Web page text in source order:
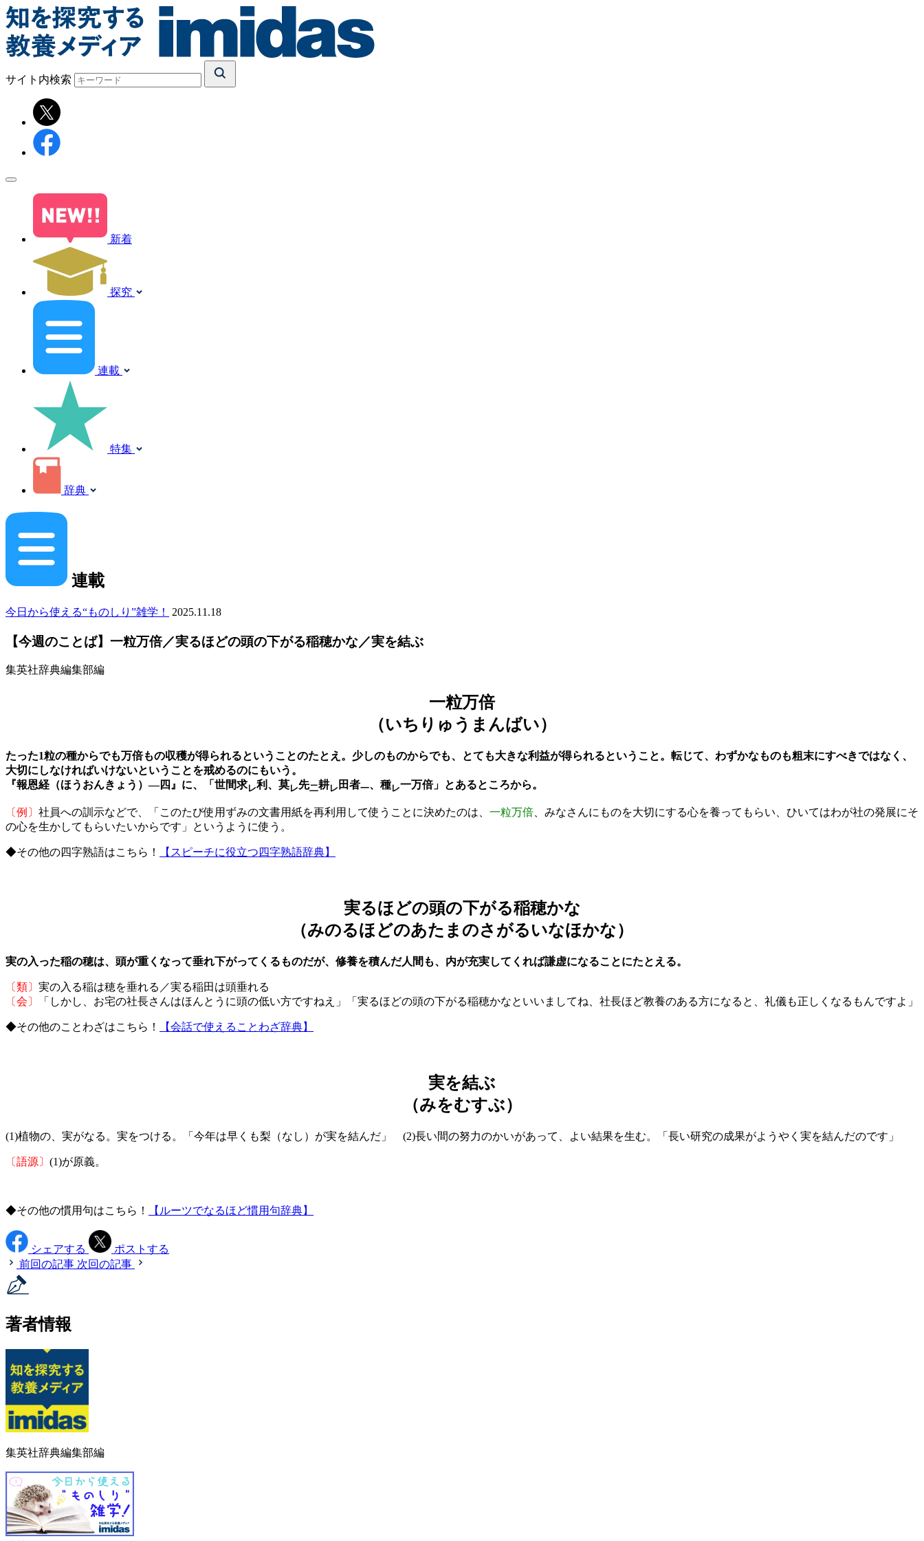
サイト内検索
新着
探究
連載
特集
辞典
連載
今日から使える“ものしり”雑学！ 2025.11.18
【今週のことば】一粒万倍／実るほどの頭の下がる稲穂かな／実を結ぶ
集英社辞典編集部編
一粒万倍
（いちりゅうまんばい）
たった1粒の種からでも万倍もの収穫が得られるということのたとえ。少しのものからでも、とても大きな利益が得られるということ。転じて、わずかなものも粗末にすべきではなく、
大切にしなければいけないということを戒めるのにもいう。
『報恩経（ほうおんきょう）―四』に、「世間求レ利、莫レ先二耕レ 田者一、種レ一万倍」とあるところから。
〔例〕 社員への訓示などで、「このたび使用ずみの文書用紙を再利用して使うことに決めたのは、 一粒万倍 、みなさんにものを大切にする心を養ってもらい、ひいてはわが社の発展にそ
の心を生かしてもらいたいからです」というように使う。
◆その他の四字熟語はこちら！ 【スピーチに役立つ四字熟語辞典】
実るほどの頭の下がる稲穂かな
（みのるほどのあたまのさがるいなほかな）
実の入った稲の穂は、頭が重くなって垂れ下がってくるものだが、修養を積んだ人間も、内が充実してくれば謙虚になることにたとえる。
〔類〕 実の入る稲は穂を垂れる／実る稲田は頭垂れる
〔会〕
「しかし、お宅の社長さんはほんとうに頭の低い方ですねえ」「実るほどの頭の下がる稲穂かなといいましてね、社長ほど教養のある方になると、礼儀も正しくなるもんですよ」
◆その他のことわざはこちら！ 【会話で使えることわざ辞典】
実を結ぶ
（みをむすぶ）
(1)植物の、実がなる。実をつける。「今年は早くも梨（なし）が実を結んだ」 (2)長い間の努力のかいがあって、よい結果を生む。「長い研究の成果がようやく実を結んだのです」
〔語源〕 (1)が原義。
◆その他の慣用句はこちら！ 【ルーツでなるほど慣用句辞典】
シェアする
ポストする
前回の記事 次回の記事
著者情報
集英社辞典編集部編